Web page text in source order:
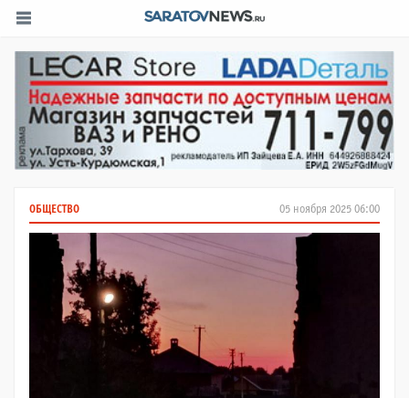
05 ноября 2025 06:00
ОБЩЕСТВО